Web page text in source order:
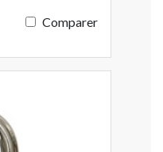
Comparer